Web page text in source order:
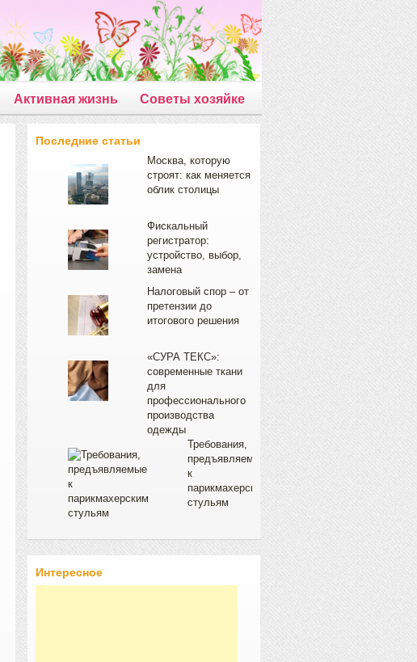
Активная жизнь Советы хозяйке
Последние статьи
Москва, которую
строят: как меняется
облик столицы
Фискальный
регистратор:
устройство, выбор,
замена
Налоговый спор – от
претензии до
итогового решения
«СУРА ТЕКС»:
современные ткани
для
профессионального
производства
одежды
Требования,
предъявляемые
к
парикмахерским
стульям
Интересное